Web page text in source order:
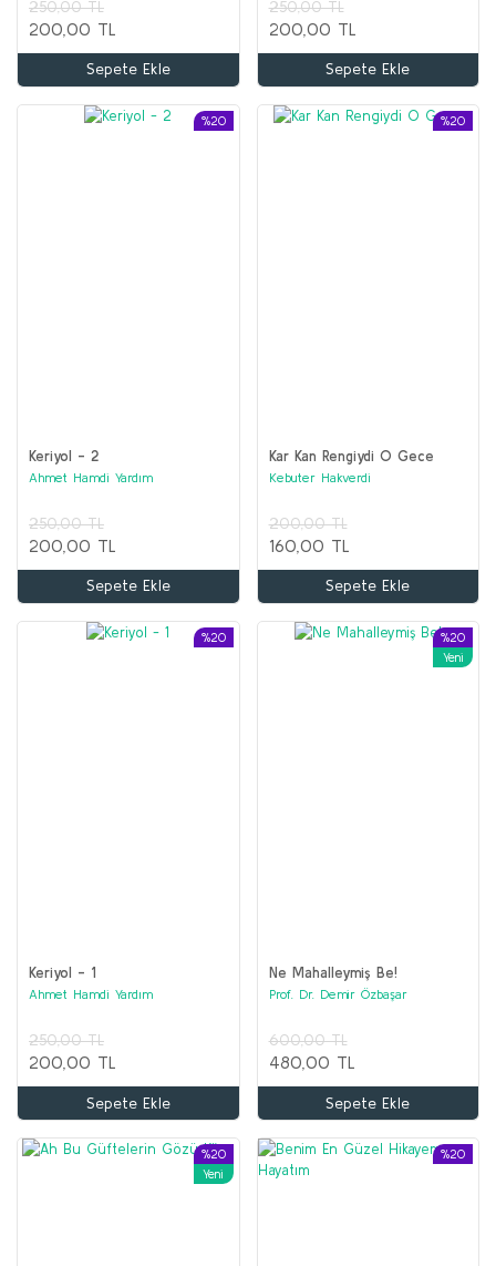
250,00 TL
200,00 TL
Sepete Ekle
250,00 TL
200,00 TL
Sepete Ekle
%20
Keriyol - 2
Ahmet Hamdi Yardım
250,00 TL
200,00 TL
Sepete Ekle
%20
Kar Kan Rengiydi O Gece
Kebuter Hakverdi
200,00 TL
160,00 TL
Sepete Ekle
%20
Keriyol - 1
Ahmet Hamdi Yardım
250,00 TL
200,00 TL
Sepete Ekle
%20
Yeni
Ne Mahalleymiş Be!
Prof. Dr. Demir Özbaşar
600,00 TL
480,00 TL
Sepete Ekle
%20
Yeni
%20